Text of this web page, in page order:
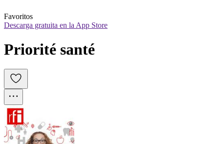
Favoritos
Descarga gratuita en la App Store
Priorité santé